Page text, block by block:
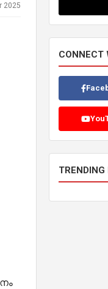
2025
CONNECT
TRENDING